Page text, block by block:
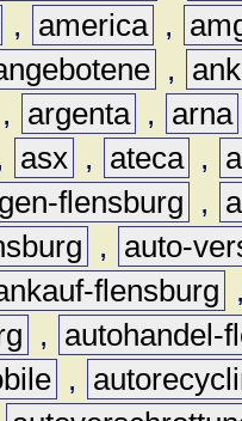
, america ,
,
, argenta , arna
asx , ateca ,
flensburg ,
,
auto-
flensburg
,
autohandel-
,